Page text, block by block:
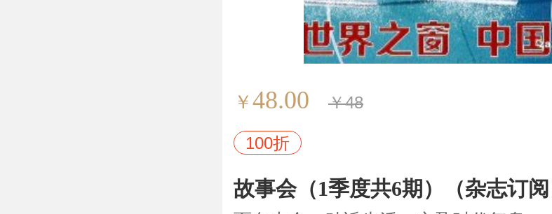
￥ 48.00 ￥48
100折
故事会（1季度共6期）（杂志订阅